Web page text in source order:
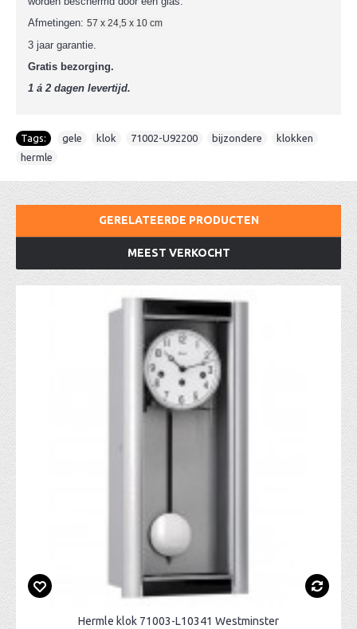
Afmetingen: 57 x 24,5 x 10 cm
3 jaar garantie.
Gratis bezorging.
1 á 2 dagen levertijd.
Tags: gele klok 71002-U92200 bijzondere klokken
hermle
GERELATEERDE PRODUCTEN
MEEST VERKOCHT
Hermle klok 71003-L10341 Westminster